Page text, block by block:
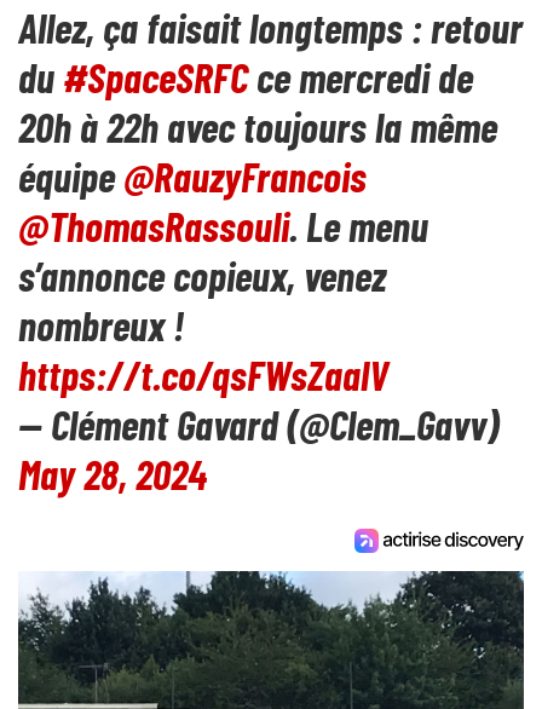
Allez, ça faisait longtemps : retour
du#SpaceSRFCce mercredi de
20h à 22h avec toujours la même
équipe@RauzyFrancois
@ThomasRassouli. Le menu
s’annonce copieux, venez
nombreux !
https://t.co/qsFWsZaalV
— Clément Gavard (@Clem_Gavv)
May 28, 2024